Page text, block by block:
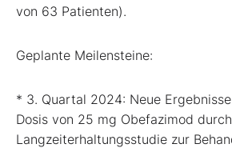
von 63 Patienten).
Geplante Meilensteine:
* 3. Quartal 2024: Neue
Dosis von 25 mg Obefazimod
Langzeiterhaltungsstudie zur